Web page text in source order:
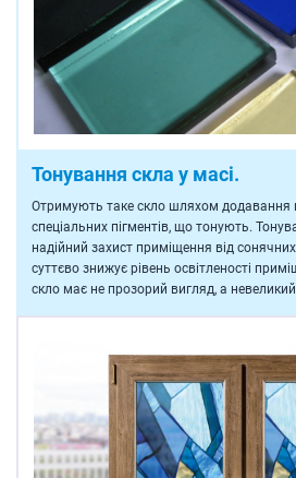
Тонування скла у масі.
Отримують таке скло шляхом додавання
спеціальних пігментів, що тонують.
надійний захист приміщення від
суттєво знижує рівень освітленості
скло має не прозорий вигляд, а невеликий